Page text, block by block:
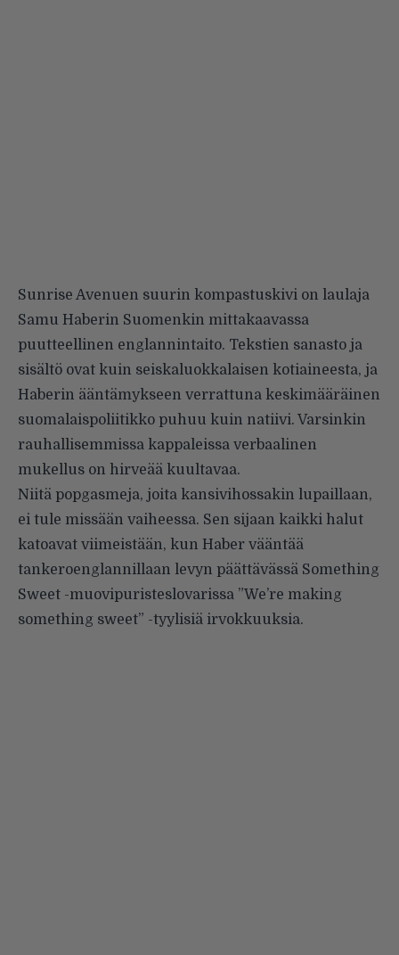
Sunrise Avenuen suurin kompastuskivi on laulaja
Samu Haberin Suomenkin mittakaavassa
puutteellinen englannintaito. Tekstien sanasto ja
sisältö ovat kuin seiskaluokkalaisen kotiaineesta, ja
Haberin ääntämykseen verrattuna keskimääräinen
suomalaispoliitikko puhuu kuin natiivi. Varsinkin
rauhallisemmissa kappaleissa verbaalinen
mukellus on hirveää kuultavaa.
Niitä popgasmeja, joita kansivihossakin lupaillaan,
ei tule missään vaiheessa. Sen sijaan kaikki halut
katoavat viimeistään, kun Haber vääntää
tankeroenglannillaan levyn päättävässä Something
Sweet -muovipuristeslovarissa ”We’re making
something sweet” -tyylisiä irvokkuuksia.